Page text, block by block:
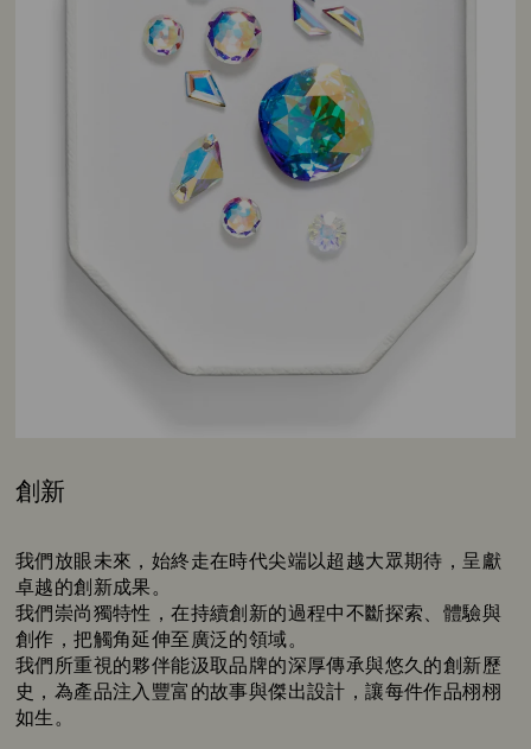
創新
我們放眼未來，始終走在時代尖端以超越大眾期待，呈獻
卓越的創新成果。
我們崇尚獨特性，在持續創新的過程中不斷探索、體驗與
創作，把觸角延伸至廣泛的領域。
我們所重視的夥伴能汲取品牌的深厚傳承與悠久的創新歷
史，為產品注入豐富的故事與傑出設計，讓每件作品栩栩
如生。